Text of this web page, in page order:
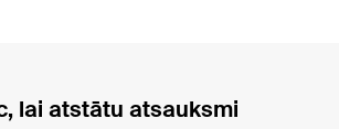
lai atstātu atsauksmi